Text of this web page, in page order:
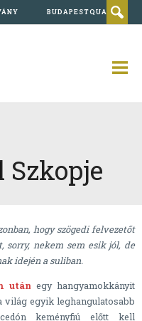
BUDAPESTQUAD
hogy szögedi felvezetőt
sorry, nekem sem esik jól, de
idején a suliban.
után egy hangyamokkányit
világ egyik leghangulatosabb
keményfiú előtt kell